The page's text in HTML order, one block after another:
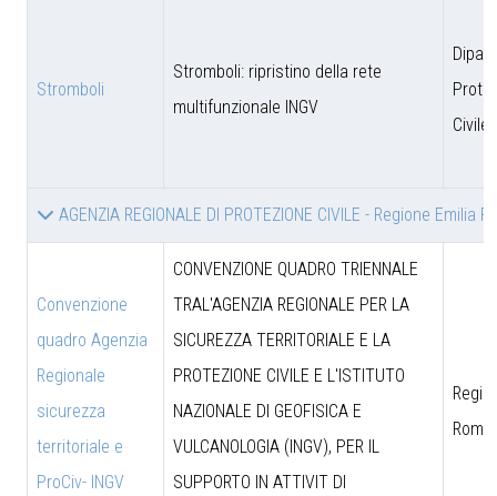
Stromboli
Stromboli: ripristino della rete
multifunzionale INGV
Civile
AGENZIA REGIONALE DI PROTEZIONE CIVILE - Regione Emilia
Convenzione
quadro Agenzia
Regionale
sicurezza
territoriale e
ProCiv- INGV
CONVENZIONE QUADRO TRIENNALE
TRAL'AGENZIA REGIONALE PER LA
SICUREZZA TERRITORIALE E LA
PROTEZIONE CIVILE E L'ISTITUTO
NAZIONALE DI GEOFISICA E
VULCANOLOGIA (INGV), PER IL
SUPPORTO IN ATTIVIT DI